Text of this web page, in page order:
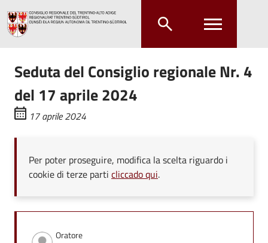
Seduta del Consiglio regionale Nr. 4
del 17 aprile 2024
17 aprile 2024
Per poter proseguire, modifica la scelta riguardo i
cookie di terze parti cliccado qui.
Oratore